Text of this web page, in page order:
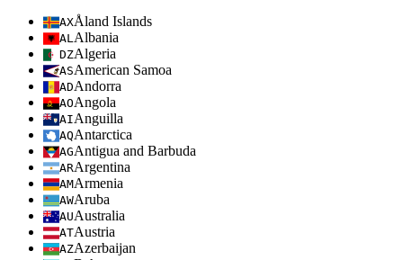
AXÅland Islands
ALAlbania
DZAlgeria
ASAmerican Samoa
ADAndorra
AOAngola
AIAnguilla
AQAntarctica
AGAntigua and Barbuda
ARArgentina
AMArmenia
AWAruba
AUAustralia
ATAustria
AZAzerbaijan